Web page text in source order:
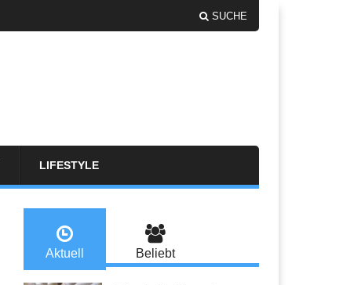
SUCHE
LIFESTYLE
Aktuell Beliebt